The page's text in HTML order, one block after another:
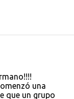
una
que un grupo